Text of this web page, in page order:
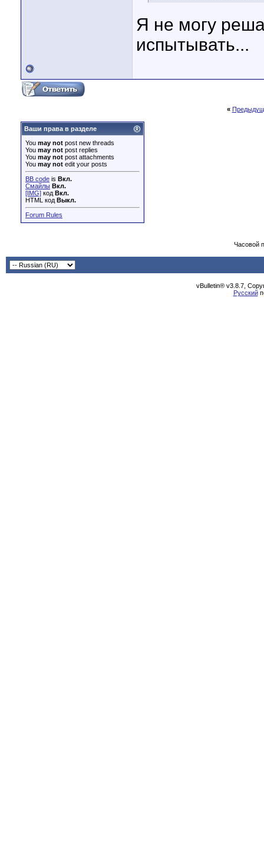
Я не могу
испытывать...
«
Ваши права в разделе
You may not post new threads
You may not post replies
You may not post attachments
You may not edit your posts
BB code is Вкл.
Смайлы Вкл.
[IMG] код Вкл.
HTML код Выкл.
Forum Rules
Часовой
vBulletin® v3.8.7,
Русский